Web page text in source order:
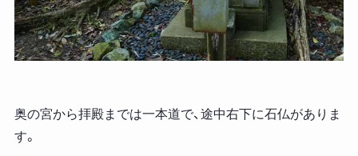
奥の宮から拝殿までは一本道で、途中右下に石仏がありま
す。